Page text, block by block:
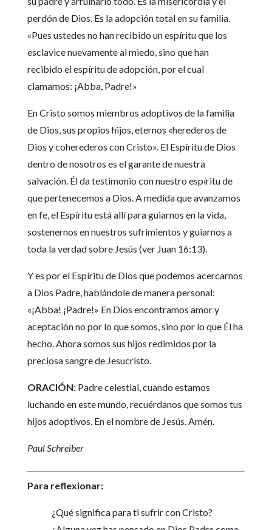
perdón de Dios. Es la adopción total en su familia.
«Pues ustedes no han recibido un espíritu que los
esclavice nuevamente al miedo, sino que han
recibido el espíritu de adopción, por el cual
clamamos: ¡Abba, Padre!»
En Cristo somos miembros adoptivos de la familia
de Dios, sus propios hijos, eternos «herederos de
Dios y coherederos con Cristo». El Espíritu de Dios
dentro de nosotros es el garante de nuestra
salvación. Él da testimonio con nuestro espíritu de
que pertenecemos a Dios. A medida que avanzamos
en fe, el Espíritu está allí para guiarnos en la vida,
sostenernos en nuestros sufrimientos y guiarnos a
toda la verdad sobre Jesús (ver Juan 16:13).
Y es por el Espíritu de Dios que podemos acercarnos
a Dios Padre, hablándole de manera personal:
«¡Abba! ¡Padre!» En Dios encontramos amor y
aceptación no por lo que somos, sino por lo que Él ha
hecho. Ahora somos sus hijos redimidos por la
preciosa sangre de Jesucristo.
ORACIÓN: Padre celestial, cuando estamos
luchando en este mundo, recuérdanos que somos tus
hijos adoptivos. En el nombre de Jesús. Amén.
Paul Schreiber
Para reflexionar:
¿Qué significa para ti sufrir con Cristo?